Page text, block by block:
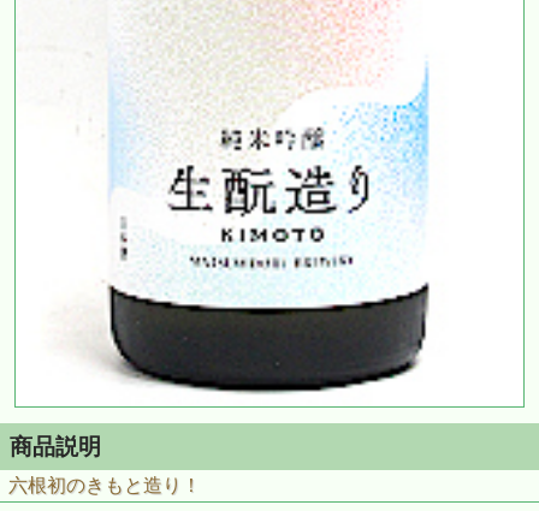
商品説明
六根初のきもと造り！